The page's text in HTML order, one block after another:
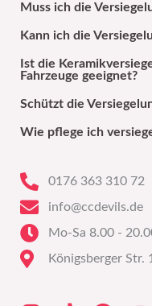
Muss ich die
Kann ich die
Ist die
Fahrzeuge geeignet?
Schützt die
Wie pflege ich
0176 363 310 72
info@ccdevils.de
Mo-Sa 8.00 -
Königsberger